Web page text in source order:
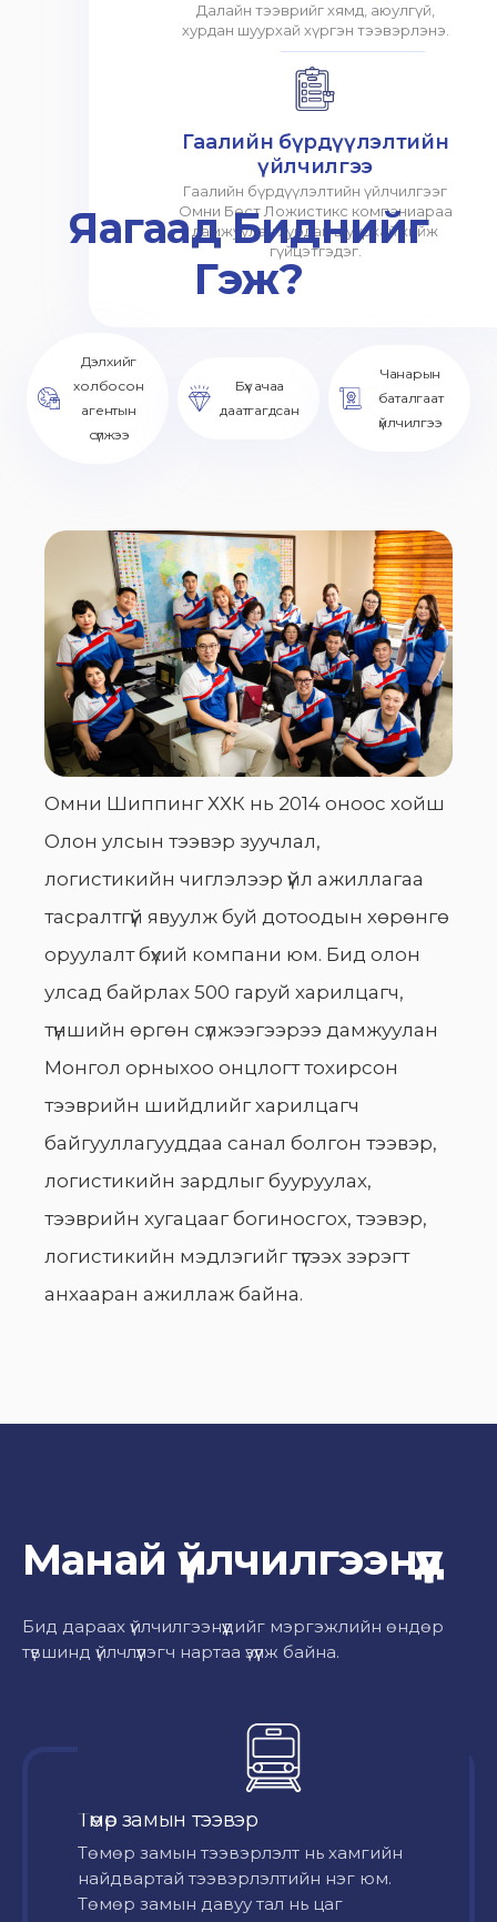
Далайн тээврийг хямд, аюулгүй,
хурдан шуурхай хүргэн тээвэрлэнэ.
Гаалийн бүрдүүлэлтийн
үйлчилгээ
Гаалийн бүрдүүлэлтийн үйлчилгээг
Омни Бест Ложистикс компаниараа
дамжуулан хурдан шуурхай хийж
гүйцэтгэдэг.
Яагаад Биднийг
Гэж?
Дэлхийг
холбосон
агентын
сүлжээ
Бүх ачаа
даатгагдсан
Чанарын
баталгаат
үйлчилгээ
Омни Шиппинг ХХК нь 2014 оноос хойш
Олон улсын тээвэр зуучлал,
логистикийн чиглэлээр үйл ажиллагаа
тасралтгүй явуулж буй дотоодын хөрөнгө
оруулалт бүхий компани юм. Бид олон
улсад байрлах 500 гаруй харилцагч,
түншийн өргөн сүлжээгээрээ дамжуулан
Монгол орныхоо онцлогт тохирсон
тээврийн шийдлийг харилцагч
байгууллагууддаа санал болгон тээвэр,
логистикийн зардлыг бууруулах,
тээврийн хугацааг богиносгох, тээвэр,
логистикийн мэдлэгийг түгээх зэрэгт
анхааран ажиллаж байна.
Манай үйлчилгээнүүд
Бид дараах үйлчилгээнүүдийг мэргэжлийн өндөр
түвшинд үйлчлүүлэгч нартаа үзүүлж байна.
Төмөр замын тээвэр
Төмөр замын тээвэрлэлт нь хамгийн
найдвартай тээвэрлэлтийн нэг юм.
Төмөр замын давуу тал нь цаг